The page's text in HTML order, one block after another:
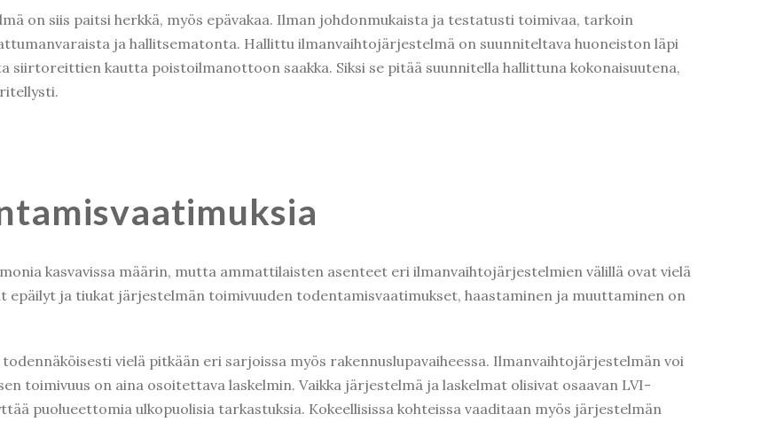
on siis paitsi herkkä, myös epävakaa. Ilman johdonmukaista ja testatusti toimivaa, tarkoin
ja hallitsematonta. Hallittu ilmanvaihtojärjestelmä on suunniteltava huoneiston läpi
kautta poistoilmanottoon saakka. Siksi se pitää suunnitella hallittuna kokonaisuutena,
kasvavissa määrin, mutta ammattilaisten asenteet eri ilmanvaihtojärjestelmien välillä ovat vielä
epäilyt ja tiukat järjestelmän toimivuuden todentamisvaatimukset, haastaminen ja muuttaminen on
vielä pitkään eri sarjoissa myös rakennuslupavaiheessa. Ilmanvaihtojärjestelmän voi
toimivuus on aina osoitettava laskelmin. Vaikka järjestelmä ja laskelmat olisivat osaavan LVI-
puolueettomia ulkopuolisia tarkastuksia. Kokeellisissa kohteissa vaaditaan myös järjestelmän